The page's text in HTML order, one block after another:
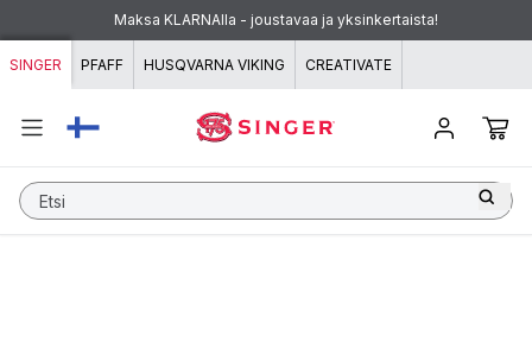
Siirry sisältöön
Maksa KLARNAlla - joustavaa ja yksinkertaista!
SINGER PFAFF HUSQVARNA VIKING CREATIVATE
Etsi